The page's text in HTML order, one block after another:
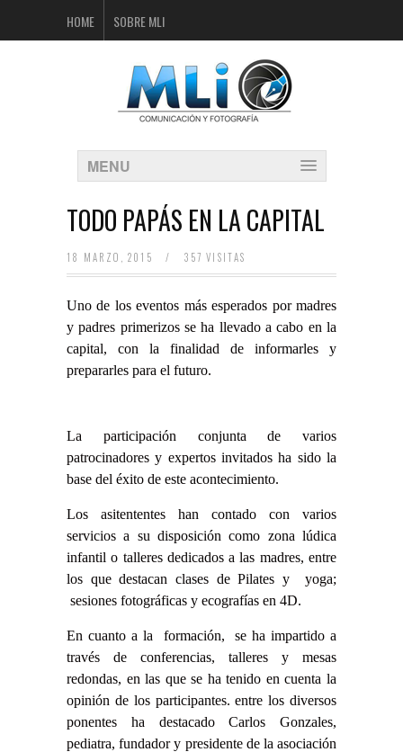
HOME SOBRE MLI
MENU
TODO PAPÁS EN LA CAPITAL
18 MARZO, 2015 / 357 VISITAS
Uno de los eventos más esperados por madres
y padres primerizos se ha llevado a cabo en la
capital, con la finalidad de informarles y
prepararles para el futuro.
La participación conjunta de varios
patrocinadores y expertos invitados ha sido la
base del éxito de este acontecimiento.
Los asitententes han contado con varios
servicios a su disposición como zona lúdica
infantil o talleres dedicados a las madres, entre
los que destacan clases de Pilates y yoga;
sesiones fotográficas y ecografías en 4D.
En cuanto a la formación, se ha impartido a
través de conferencias, talleres y mesas
redondas, en las que se ha tenido en cuenta la
opinión de los participantes. entre los diversos
ponentes ha destacado Carlos Gonzales,
pediatra, fundador y presidente de la asociación